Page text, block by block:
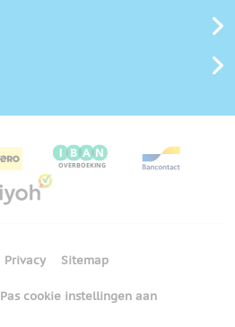
Privacy Sitemap
Pas cookie instellingen aan